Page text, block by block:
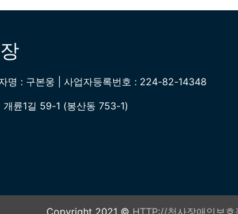
명 : 구본웅 | 사업자등록번호 : 224-82-14348
륜1길 59-1 (봉산동 753-1)
Copyright 2021 © HTTP://천사장애인보